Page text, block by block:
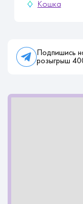
Кошка
Подпишись
розыгрыш